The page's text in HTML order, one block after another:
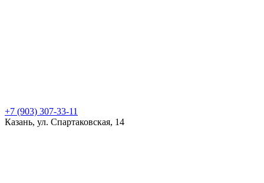
+7 (903) 307-33-11
Казань, ул. Спартаковская, 14